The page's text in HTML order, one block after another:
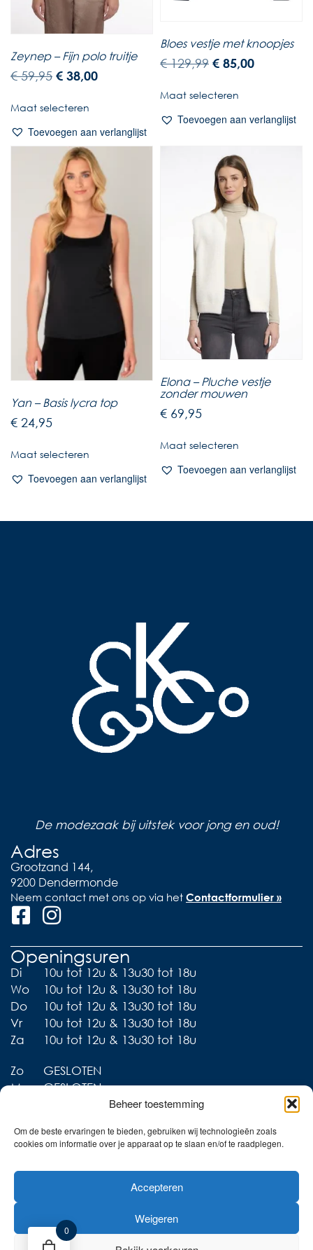
Beheer toestemming
Om de beste ervaringen te bieden, gebruiken wij technologieën zoals
cookies om informatie over je apparaat op te slaan en/of te raadplegen.
Accepteren
Weigeren
Zeynep – Fijn polo truitje
€59,95 € 38,00
Maat selecteren
Toevoegen aan verlanglijst
Bloes vestje met knoopjes
€129,99 € 85,00
Maat selecteren
Toevoegen aan verlanglijst
Yan – Basis lycra top
€ 24,95
Maat selecteren
Toevoegen aan verlanglijst
Elona – Pluche vestje
zonder mouwen
€ 69,95
Maat selecteren
Toevoegen aan verlanglijst
De modezaak bij uitstek voor jong en oud!
Adres
Grootzand 144,
9200 Dendermonde
Neem contact met ons op via het Contactformulier »
Openingsuren
Di
10u tot 12u & 13u30 tot 18u
Wo
10u tot 12u & 13u30 tot 18u
Do
10u tot 12u & 13u30 tot 18u
Vr
10u tot 12u & 13u30 tot 18u
Za
10u tot 12u & 13u30 tot 18u
Zo
GESLOTEN
Ma
GESLOTEN
Liever thuis shoppen?
Ontdek onze collecties in
de webshop!
Naar de online shop!
0